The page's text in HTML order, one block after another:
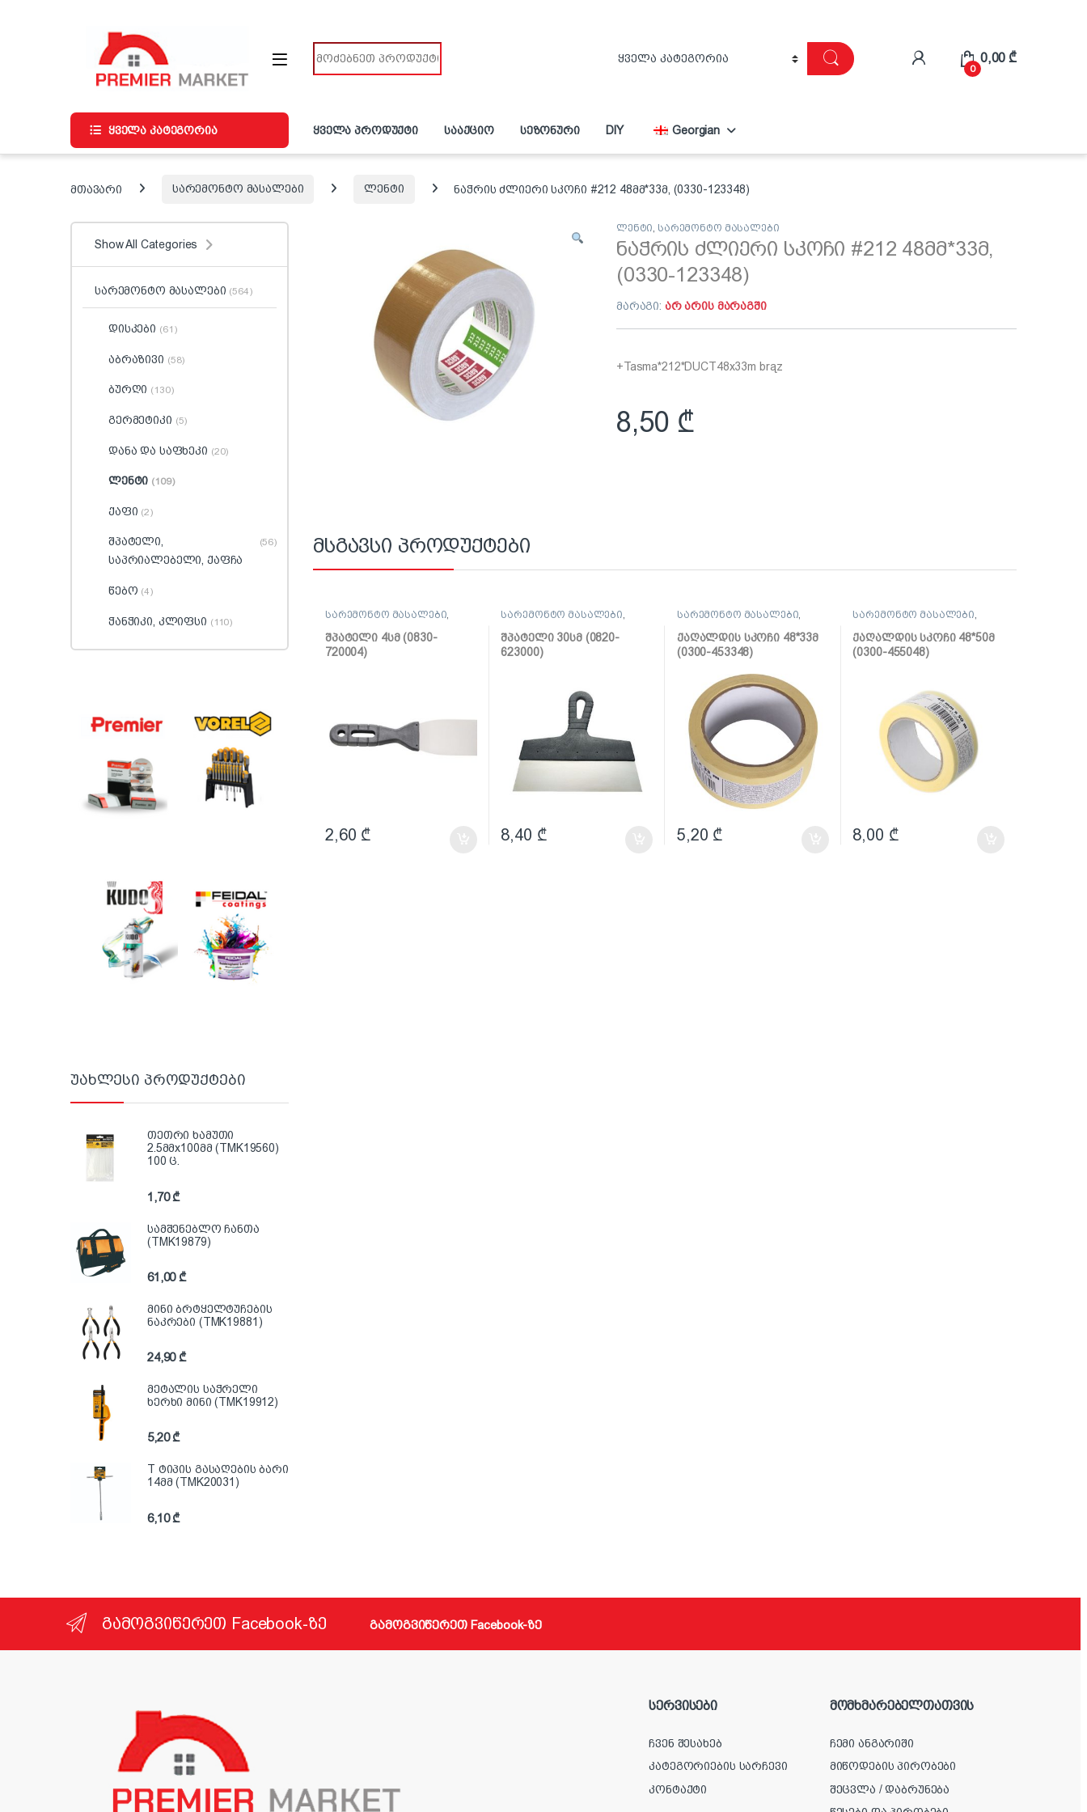
0
0,00 ₾
ყველა კატეგორია ყველა პროდუქტი სააქციო სეზონური DIY Georgian
მთავარი სარემონტო მასალები ლენტი ნაჭრის ძლიერი სკოჩი #212 48მმ*33მ, (0330-123348)
ლენტი, სარემონტო მასალები
ნაჭრის ძლიერი სკოჩი #212 48მმ*33მ,
(0330-123348)
მარაგი: არ არის მარაგში
+Tasma*212*DUCT48x33m brąz
8,50 ₾
მსგავსი პროდუქტები
სარემონტო მასალები,
ქაფჩა
შპატელი 4სმ (0830-
720004)
2,60 ₾
სარემონტო მასალები,
ქაფჩა
შპატელი 30სმ (0820-
623000)
8,40 ₾
სარემონტო მასალები,
ქაღალდის სკოჩი 48*33მ
(0300-453348)
5,20 ₾
სარემონტო მასალები,
ქაღალდის სკოჩი 48*50მ
(0300-455048)
8,00 ₾
Show All Categories
სარემონტო მასალები (564)
დისკები (61)
აბრაზივი (58)
ბურღი (130)
გერმეტიკი (5)
დანა და საფხეკი (20)
ლენტი (109)
ქაფი (2)
შპატელი,
საპრიალებელი, ქაფჩა
(56)
წებო (4)
ჭანჭიკი, კლიფსი (110)
უახლესი პროდუქტები
თეთრი ხამუთი
2.5მმx100მმ (TMK19560)
100 ც.
1,70₾
სამშენებლო ჩანთა
(TMK19879)
61,00₾
მინი ბრტყელტუჩების
ნაკრები (TMK19881)
24,90₾
მეტალის საჭრელი
ხერხი მინი (TMK19912)
5,20₾
T ტიპის გასაღების ბარი
14მმ (TMK20031)
6,10₾
გამოგვიწერეთ Facebook-ზე გამოგვიწერეთ Facebook-ზე
სერვისები
ჩვენ შესახებ
კატეგორიების სარჩევი
კონტაქტი
მომხმარებელთათვის
ჩემი ანგარიში
მიწოდების პირობები
შეცვლა / დაბრუნება